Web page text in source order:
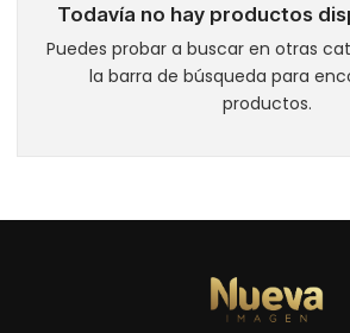
Todavía no hay productos
Puedes probar a buscar en otras
la barra de búsqueda para
productos.